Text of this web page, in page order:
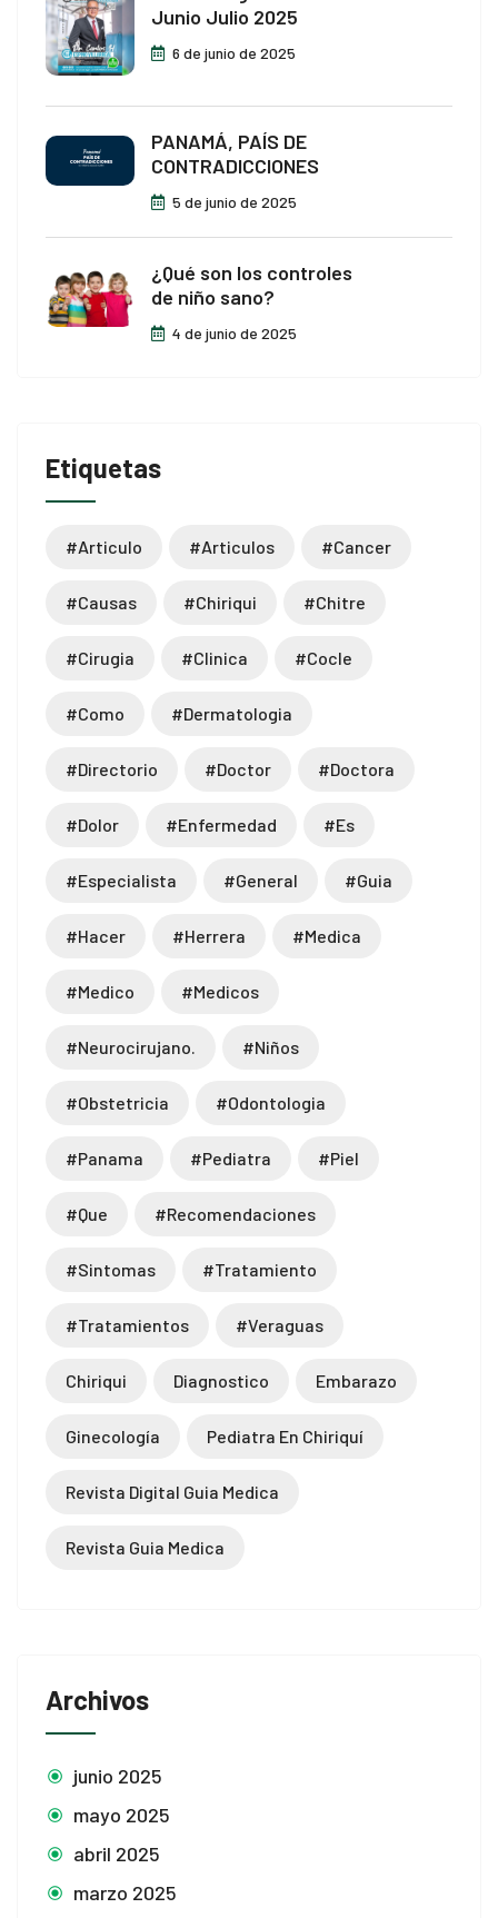
Junio Julio 2025
6 de junio de 2025
PANAMÁ, PAÍS DE
CONTRADICCIONES
5 de junio de 2025
¿Qué son los controles
de niño sano?
4 de junio de 2025
Etiquetas
#articulo #articulos #cancer
#causas #chiriqui #chitre
#cirugia #clinica #cocle
#como #dermatologia
#directorio #doctor #doctora
#dolor #enfermedad #es
#especialista #general #guia
#hacer #herrera #medica
#medico #medicos
#neurocirujano. #niños
#obstetricia #odontologia
#panama #pediatra #piel
#que #recomendaciones
#sintomas #tratamiento
#tratamientos #veraguas
Chiriqui Diagnostico Embarazo
Ginecología Pediatra En Chiriquí
Revista Digital Guia Medica
Revista Guia Medica
Archivos
junio 2025
mayo 2025
abril 2025
marzo 2025